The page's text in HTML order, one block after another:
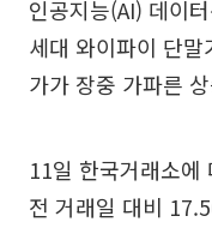
인공지능(AI) 데이
세대 와이파이 단
가가 장중 가파른
11일 한국거래소
전 거래일 대비